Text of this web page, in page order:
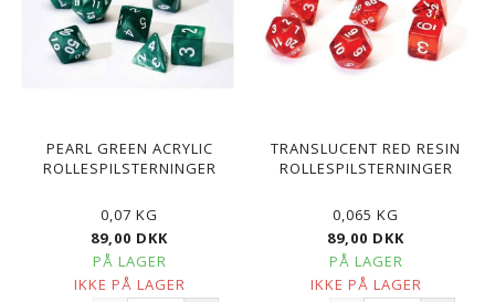
PEARL GREEN ACRYLIC
ROLLESPILSTERNINGER
0,07 KG
89,00 DKK
PÅ LAGER
IKKE PÅ LAGER
TRANSLUCENT RED RESIN
ROLLESPILSTERNINGER
0,065 KG
89,00 DKK
PÅ LAGER
IKKE PÅ LAGER